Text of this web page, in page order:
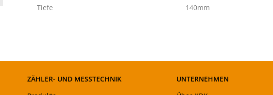
Tiefe
140mm
ZÄHLER- UND MESSTECHNIK
UNTERNEHMEN